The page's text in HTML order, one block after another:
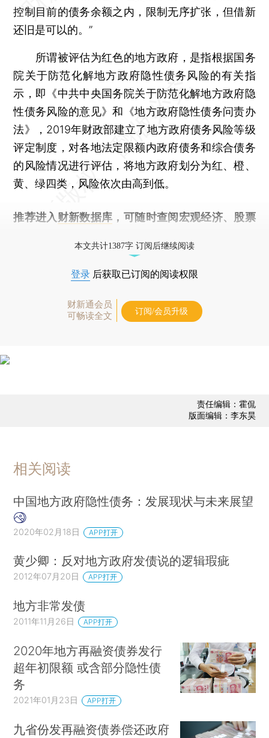
控制目前的债务余额之内，限制无序扩张，但借新
还旧是可以的。”
所谓被评估为红色的地方政府，是指根据国务
院关于防范化解地方政府隐性债务风险的有关指
示，即《中共中央国务院关于防范化解地方政府隐
性债务风险的意见》和《地方政府隐性债务问责办
法》，2019年财政部建立了地方政府债务风险等级
评定制度，对各地法定限额内政府债务和综合债务
的风险情况进行评估，将地方政府划分为红、橙、
黄、绿四类，风险依次由高到低。
推荐进入 财新数据库 ，可随时查阅宏观经济、股票
本文共计1387字 订阅后继续阅读
登录 后获取已订阅的阅读权限
财新通会员
可畅读全文
订阅/会员升级
责任编辑：霍侃
版面编辑：李东昊
相关阅读
中国地方政府隐性债务：发展现状与未来展望
2020年02月18日 APP打开
黄少卿：反对地方政府发债说的逻辑瑕疵
2012年07月20日 APP打开
地方非常发债
2011年11月26日 APP打开
2020年地方再融资债券发行
超年初限额 或含部分隐性债
务
2021年01月23日 APP打开
九省份发再融资债券偿还政府